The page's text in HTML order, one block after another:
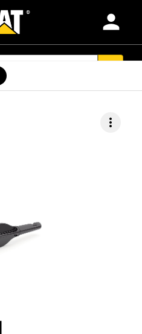
person
more_vert